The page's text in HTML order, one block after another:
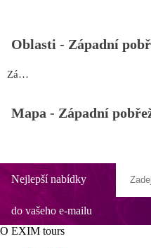
Oblasti - Západní
Západní pobřeží
Mapa - Západní
Nejlepší nabídky
do vašeho e-mailu
O EXIM tours